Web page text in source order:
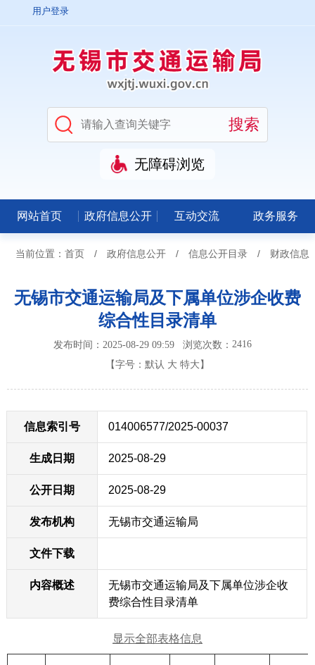
用户登录
无障碍浏览
网站首页 政府信息公开 互动交流 政务服务
当前位置： 首页 / 政府信息公开 / 信息公开目录 / 财政信息
无锡市交通运输局及下属单位涉企收费
综合性目录清单
发布时间：2025-08-29 09:59浏览次数：2416
【字号： 默认 大 特大 】
信息索引号 014006577/2025-00037
生成日期 2025-08-29
公开日期 2025-08-29
发布机构 无锡市交通运输局
文件下载
内容概述
无锡市交通运输局及下属单位涉企收
费综合性目录清单
显示全部表格信息